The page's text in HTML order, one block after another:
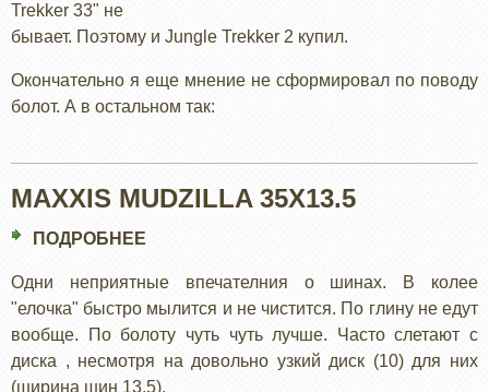
Trekker 33" не
бывает. Поэтому и Jungle Trekker 2 купил.
Окончательно я еще мнение не сформировал по поводу
болот. А в остальном так:
MAXXIS MUDZILLA 35X13.5
ПОДРОБНЕЕ
MUDZILLA
35X13.5
Одни неприятные впечателния о шинах. В колее
"елочка" быстро мылится и не чистится. По глину не едут
вообще. По болоту чуть чуть лучше. Часто слетают с
диска , несмотря на довольно узкий диск (10) для них
(ширина шин 13.5).